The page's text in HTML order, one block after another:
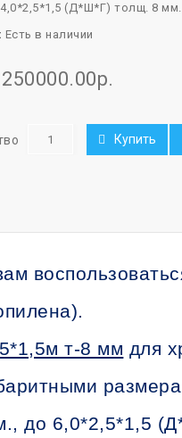
4,0*2,5*1,5 (Д*Ш*Г) толщ. 8 мм.
Есть в наличии
Купить
т-8 мм для
до 6,0*2,5*1,5